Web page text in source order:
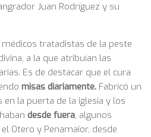
Juan Rodríguez y su
tratadistas de la peste
a la que atribuían las
Es de destacar que el cura
misas diariamente. Fabricó un
en la puerta de la iglesia y los
desde fuera, algunos
Otero y Penamaior, desde